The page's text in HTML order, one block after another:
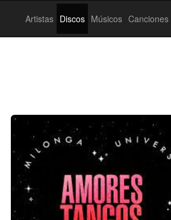
Artistas Discos Músicos Canciones